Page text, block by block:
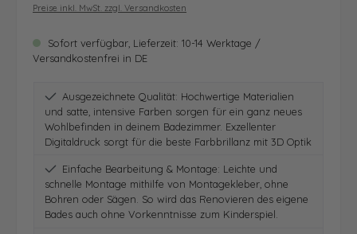
Preise inkl. MwSt. zzgl. Versandkosten
Sofort verfügbar, Lieferzeit: 10-14 Werktage /
Versandkostenfrei in DE
Ausgezeichnete Qualität: Hochwertige Materialien
und satte, intensive Farben sorgen für ein ganz neues
Wohlbefinden in deinem Badezimmer. Exzellenter
Digitaldruck sorgt für die beste Farbbrillanz mit 3D Optik
Einfache Bearbeitung & Montage: Leichte und
schnelle Montage mithilfe von Montagekleber, ohne
Bohren oder Sägen. So wird das Renovieren des eigene
Bades auch ohne Vorkenntnisse zum Kinderspiel.